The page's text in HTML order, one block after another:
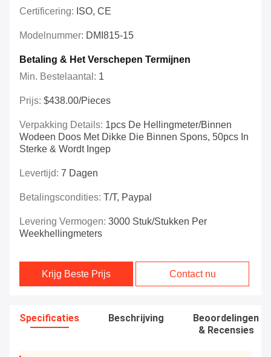
Certificering: ISO, CE
Modelnummer: DMI815-15
Betaling & Het Verschepen Termijnen
Min. Bestelaantal: 1
Prijs: $438.00/Pieces
Verpakking Details: 1pcs De Hellingmeter/binnen
Wodeen Doos Met Dikke Die Binnen Spons, 50pcs In
Sterke & Wordt Ingep
Levertijd: 7 Dagen
Betalingscondities: T/T, Paypal
Levering Vermogen: 3000 Stuk/Stukken Per
Weekhellingmeters
Krijg Beste Prijs Contact nu
Specificaties Beschrijving
Beoordelingen
& Recensies